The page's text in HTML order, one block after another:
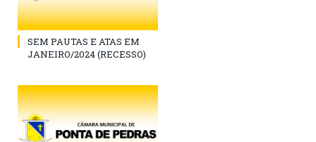
SEM PAUTAS E ATAS EM
JANEIRO/2024 (RECESSO)